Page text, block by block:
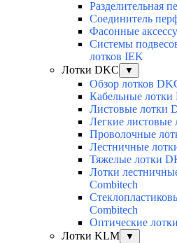
Разделительная
Соединитель
Фасонные
Системы
лотков IEK
Лотки DKC
▼
Обзор лотков
Кабельные лотки
Листовые лотки
Легкие листовые
Проволочные
Лестничные
Тяжелые лотки
Лотки
Combitech
Combitech
Оптические
Лотки KLM
▼